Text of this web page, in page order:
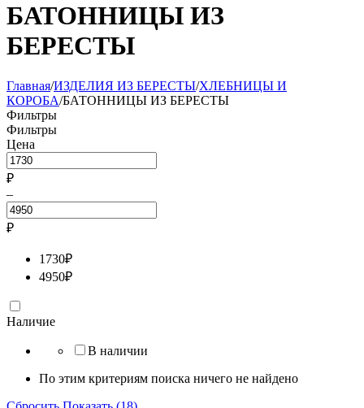
БАТОННИЦЫ ИЗ
БЕРЕСТЫ
Главная/ИЗДЕЛИЯ ИЗ БЕРЕСТЫ/ХЛЕБНИЦЫ И
КОРОБА/БАТОННИЦЫ ИЗ БЕРЕСТЫ
Фильтры
Фильтры
Цена
₽
–
₽
1730₽
4950₽
Наличие
В наличии
По этим критериям поиска ничего не найдено